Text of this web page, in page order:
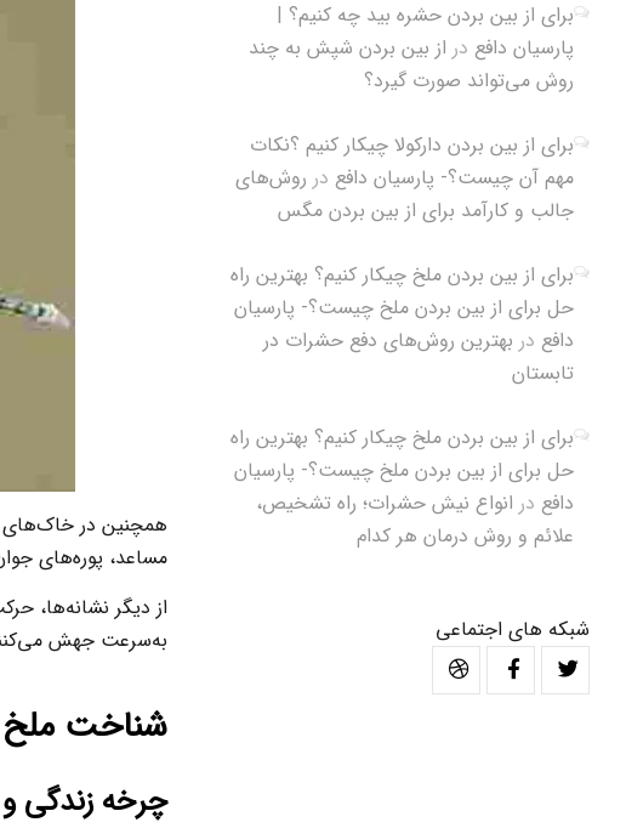
برای از بین بردن حشره بید چه کنیم؟ |
پارسیان دافع در از بین بردن شپش به چند
روش می‌تواند صورت گیرد؟
برای از بین بردن دارکولا چیکار کنیم ؟نکات
مهم آن چیست؟- پارسیان دافع در روش‌های
جالب و کارآمد برای از بین بردن مگس
برای از بین بردن ملخ چیکار کنیم؟ بهترین راه
حل برای از بین بردن ملخ چیست؟- پارسیان
دافع در بهترین روش‌های دفع حشرات در
تابستان
برای از بین بردن ملخ چیکار کنیم؟ بهترین راه
حل برای از بین بردن ملخ چیست؟- پارسیان
دافع در انواع نیش حشرات؛ راه تشخیص،
علائم و روش درمان هر کدام
شبکه های اجتماعی
همچنین در
مساعد، پوره‌های
از دیگر نشانه‌ها،
به‌سرعت جهش
شناخت ملخ
چرخه زندگی